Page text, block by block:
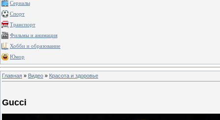
Сериалы
Спорт
Транспорт
Фильмы и анимация
Хобби и образование
Юмор
Главная » Видео » Красота и здоровье
Gucci